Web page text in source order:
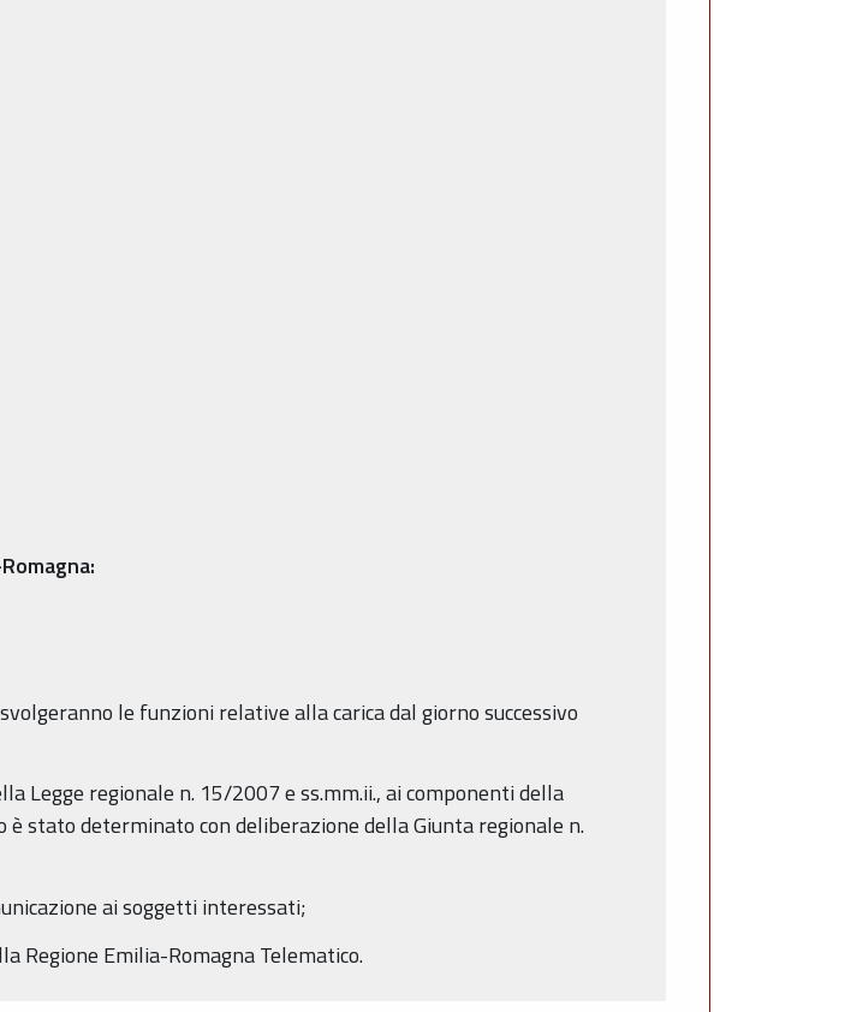
le funzioni relative alla carica dal giorno successivo
Legge regionale n. 15/2007 e ss.mm.ii., ai componenti della
stato determinato con deliberazione della Giunta regionale n.
ai soggetti interessati;
Regione Emilia-Romagna Telematico.